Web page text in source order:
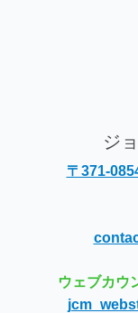
ジ
〒371-
ウェブカウ